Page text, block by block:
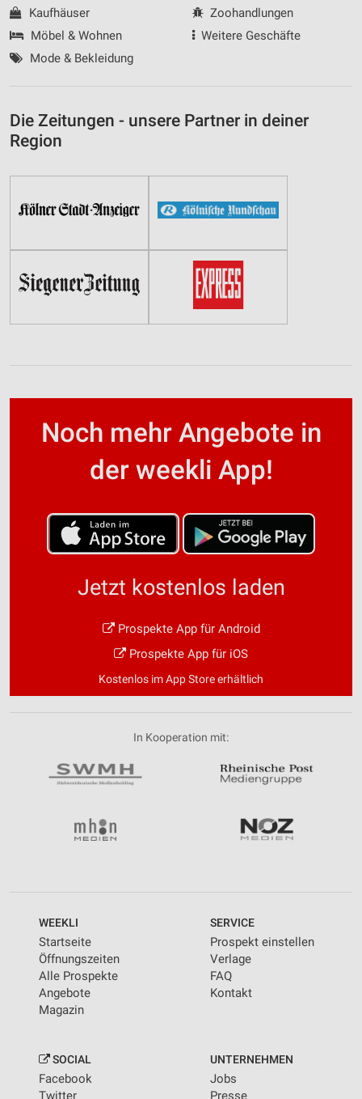
Kaufhäuser
Möbel & Wohnen
Mode & Bekleidung
Zoohandlungen
Weitere Geschäfte
Die Zeitungen - unsere Partner in deiner
Region
Noch mehr Angebote in
der weekli App!
Jetzt kostenlos laden
Prospekte App für Android
Prospekte App für iOS
Kostenlos im App Store erhältlich
In Kooperation mit:
WEEKLI
Startseite
Öffnungszeiten
Alle Prospekte
Angebote
Magazin
SERVICE
Prospekt einstellen
Verlage
FAQ
Kontakt
SOCIAL
Facebook
Twitter
UNTERNEHMEN
Jobs
Presse